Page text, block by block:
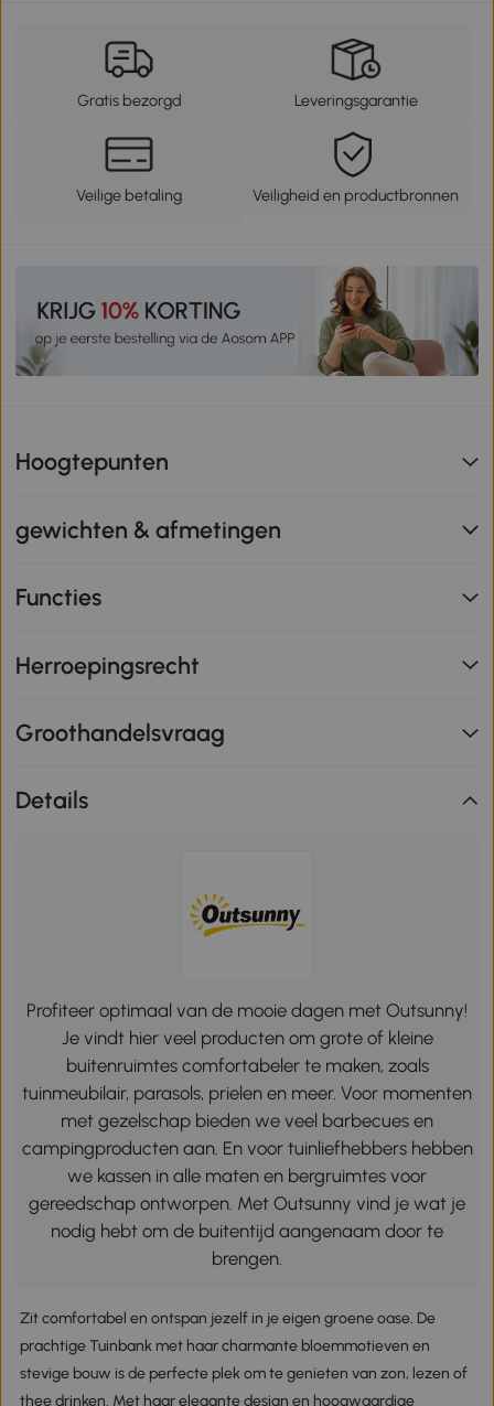
Gratis bezorgd Leveringsgarantie
Veilige betaling Veiligheid en productbronnen
Hoogtepunten
gewichten & afmetingen
Functies
Herroepingsrecht
Groothandelsvraag
Details
Profiteer optimaal van de mooie dagen met Outsunny!
Je vindt hier veel producten om grote of kleine
buitenruimtes comfortabeler te maken, zoals
tuinmeubilair, parasols, prielen en meer. Voor momenten
met gezelschap bieden we veel barbecues en
campingproducten aan. En voor tuinliefhebbers hebben
we kassen in alle maten en bergruimtes voor
gereedschap ontworpen. Met Outsunny vind je wat je
nodig hebt om de buitentijd aangenaam door te
brengen.
Zit comfortabel en ontspan jezelf in je eigen groene oase. De
prachtige Tuinbank met haar charmante bloemmotieven en
stevige bouw is de perfecte plek om te genieten van zon, lezen of
thee drinken. Met haar elegante design en hoogwaardige